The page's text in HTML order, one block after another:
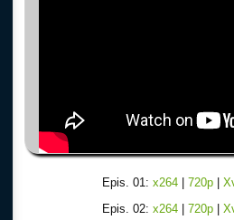
Epis. 01: x264 720p
Epis. 02: x264 720p